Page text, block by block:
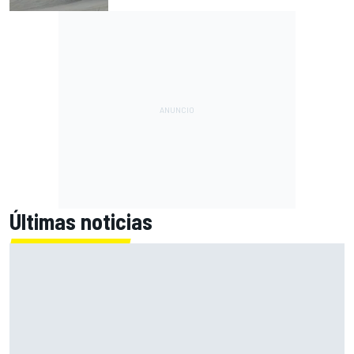
Últimas noticias